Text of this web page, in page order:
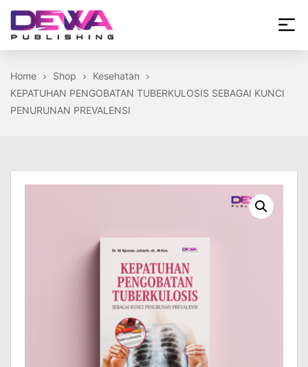
Skip
theDewa
Home
Shop
Kesehatan
KEPATUHAN PENGOBATAN TUBERKULOSIS SEBAGAI KUNCI
PENURUNAN PREVALENSI